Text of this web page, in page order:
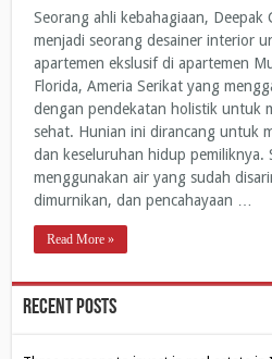
Seorang ahli kebahagiaan, Deepak
menjadi seorang desainer interior
apartemen ekslusif di apartemen
Florida, Ameria Serikat yang
dengan pendekatan holistik untuk
sehat. Hunian ini dirancang untuk
dan keseluruhan hidup pemiliknya.
menggunakan air yang sudah
dimurnikan, dan pencahayaan …
Read More »
Recent Posts